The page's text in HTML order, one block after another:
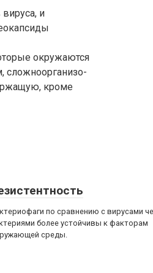
и
окружаются
сложноорганизо-
кроме
по сравнению с вирусами
более устойчивы к факторам
среды.